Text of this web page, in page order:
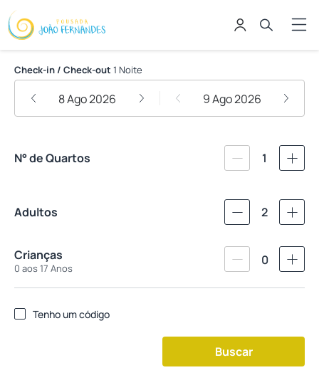
Pousada João Fernandes
Check-in / Check-out 1 Noite
8 Ago 2026 9 Ago 2026
N° de Quartos 1
Adultos 2
Crianças
0 aos 17 Anos
0
Tenho um código
Buscar